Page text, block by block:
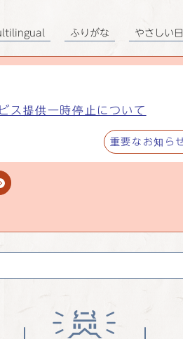
ス提供一時停止について
重要なお知ら
ふりがな やさしい